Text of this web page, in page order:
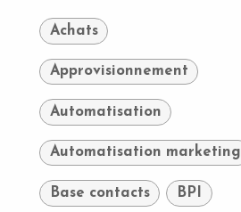
Achats
Approvisionnement
Automatisation
Automatisation marketing
Base contacts BPI